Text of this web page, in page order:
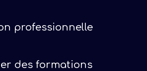
professionnelle
des formations